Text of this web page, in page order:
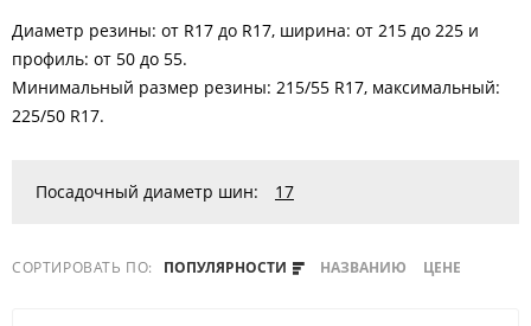
Диаметр резины: от R17 до R17, ширина: от 215 до 225 и
профиль: от 50 до 55.
Минимальный размер резины: 215/55 R17, максимальный:
225/50 R17.
Посадочный диаметр шин: 17
СОРТИРОВАТЬ ПО: ПОПУЛЯРНОСТИ НАЗВАНИЮ ЦЕНЕ